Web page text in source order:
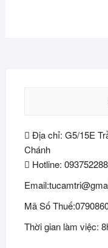
Địa chỉ: G5/15E
Chánh
Hotline:
Mã Số
Thời gian làm việc: